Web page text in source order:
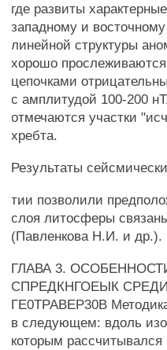
где развиты
западному и
линейной структуры
хорошо
цепочками
с амплитудой 100-200
отмечаются участки
хребта.
Результаты
тии позволили
слоя литосферы
(Павленкова Н.И. и др.).
ГЛАВА 3.
СПРЕДКНГОЕЫК
ГЕ0ТРАВЕР30В
в следующем: вдоль
которым